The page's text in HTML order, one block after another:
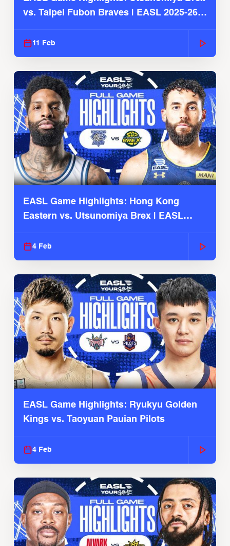
vs. Taipei Fubon Braves | EASL 2025-26
11 Feb
EASL Game Highlights: Hong Kong
Eastern vs. Utsunomiya Brex | EASL
4 Feb
EASL Game Highlights: Ryukyu Golden
Kings vs. Taoyuan Pauian Pilots
4 Feb